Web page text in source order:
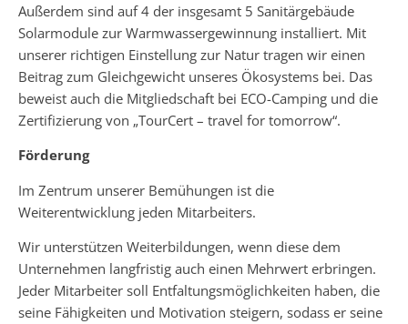
Außerdem sind auf 4 der insgesamt 5 Sanitärgebäude
Solarmodule zur Warmwassergewinnung installiert. Mit
unserer richtigen Einstellung zur Natur tragen wir einen
Beitrag zum Gleichgewicht unseres Ökosystems bei. Das
beweist auch die Mitgliedschaft bei ECO-Camping und die
Zertifizierung von „TourCert – travel for tomorrow“.
Förderung
Im Zentrum unserer Bemühungen ist die
Weiterentwicklung jeden Mitarbeiters.
Wir unterstützen Weiterbildungen, wenn diese dem
Unternehmen langfristig auch einen Mehrwert erbringen.
Jeder Mitarbeiter soll Entfaltungsmöglichkeiten haben, die
seine Fähigkeiten und Motivation steigern, sodass er seine